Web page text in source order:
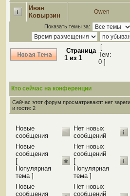
Иван
Ковырзин
Owen
Показать темы за:
Страница
1 из 1
[
Тем:
0 ]
Кто сейчас на конференции
Сейчас этот форум просматривают: нет
и гости: 2
Новые
сообщения
Нет новых
сообщений
Новые
сообщения
[
Популярная
тема ]
Нет новых
сообщений
[
Популярная
тема ]
Новые
сообщения
Нет новых
сообщений